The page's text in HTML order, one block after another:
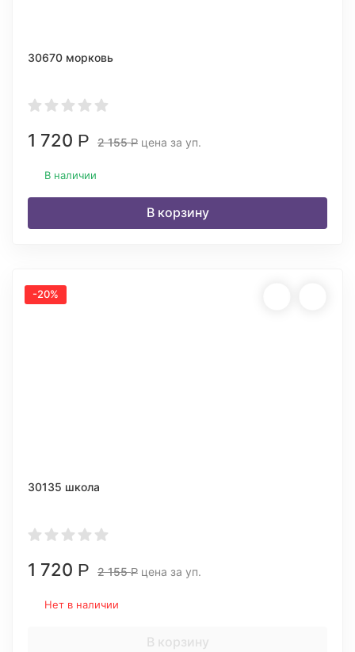
30670 морковь
1 720 Р 2 155Р цена за уп.
В наличии
В корзину
-20%
30135 школа
1 720 Р 2 155Р цена за уп.
Нет в наличии
В корзину